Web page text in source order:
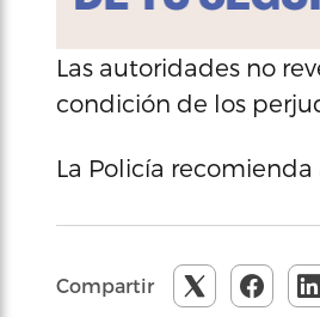
Las autoridades no
condición de los
La Policía
Compartir